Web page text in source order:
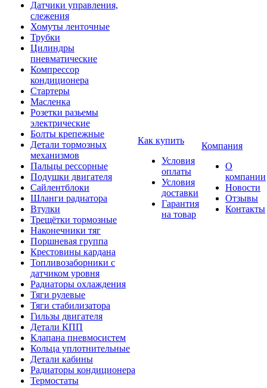
Датчики управления,
слежения
Хомуты ленточные
Трубки
Цилиндры
пневматические
Компрессор
кондиционера
Стартеры
Масленка
Розетки разьемы
электрические
Болты крепежные
Детали тормозных
механизмов
Пальцы рессорные
Подушки двигателя
Сайлентблоки
Шланги радиатора
Втулки
Трещётки тормозные
Наконечники тяг
Поршневая группа
Крестовины кардана
Топливозаборники с
датчиком уровня
Радиаторы охлаждения
Тяги рулевые
Тяги стабилизатора
Гильзы двигателя
Детали КПП
Клапана пневмосистем
Кольца уплотнительные
Детали кабины
Радиаторы кондиционера
Термостаты
Как купить
Условия
оплаты
Условия
доставки
Гарантия
на товар
Компания
О
компании
Новости
Отзывы
Контакты